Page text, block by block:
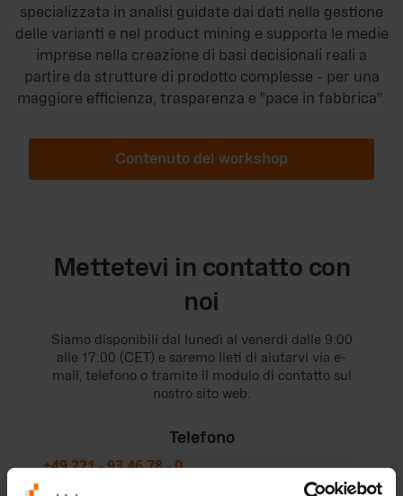
specializzata in analisi guidate dai dati nella gestione
delle varianti e nel product mining e supporta le medie
imprese nella creazione di basi decisionali reali a
partire da strutture di prodotto complesse - per una
maggiore efficienza, trasparenza e "pace in fabbrica".
Contenuto del workshop
Mettetevi in contatto con
noi
Siamo disponibili dal lunedì al venerdì dalle 9:00
alle 17:00 (CET) e saremo lieti di aiutarvi via e-
mail, telefono o tramite il modulo di contatto sul
nostro sito web.
Telefono
+49 221 - 93 46 78 - 0